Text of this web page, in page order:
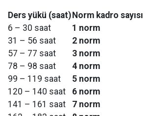
Ders yükü (saat) Norm kadro sayısı
6 – 30 saat
1 norm
31 – 56 saat
2 norm
57 – 77 saat
3 norm
78 – 98 saat
4 norm
99 – 119 saat
5 norm
120 – 140 saat
6 norm
141 – 161 saat
7 norm